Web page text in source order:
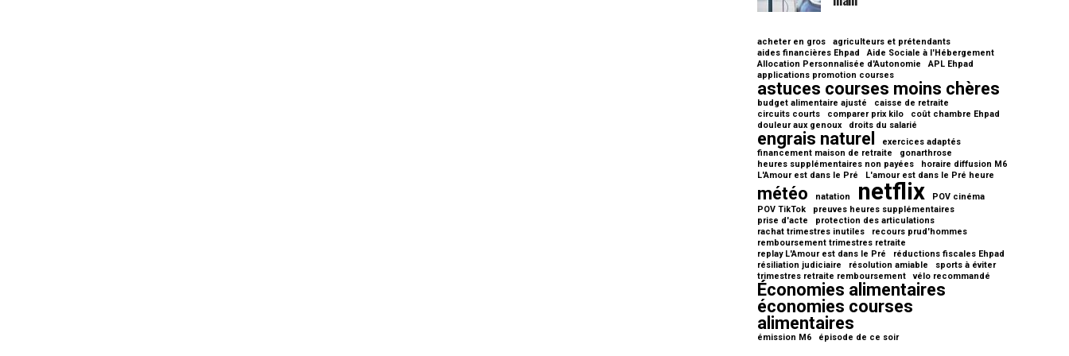
acheter en gros
agriculteurs et prétendants
aides financières Ehpad
Aide Sociale à l'Hébergement
Allocation Personnalisée d'Autonomie
APL Ehpad
applications promotion courses
astuces courses moins chères
budget alimentaire ajusté
caisse de retraite
circuits courts
comparer prix kilo
coût chambre Ehpad
douleur aux genoux
droits du salarié
engrais naturel
exercices adaptés
financement maison de retraite
gonarthrose
heures supplémentaires non payées
horaire diffusion M6
L'Amour est dans le Pré
L'amour est dans le Pré heure
météo natation netflix
POV cinéma
POV TikTok
preuves heures supplémentaires
prise d'acte
protection des articulations
rachat trimestres inutiles
recours prud'hommes
remboursement trimestres retraite
replay L'Amour est dans le Pré
réductions fiscales Ehpad
résiliation judiciaire
résolution amiable
sports à éviter
trimestres retraite remboursement
vélo recommandé
Économies alimentaires
économies courses
alimentaires
émission M6 épisode de ce soir